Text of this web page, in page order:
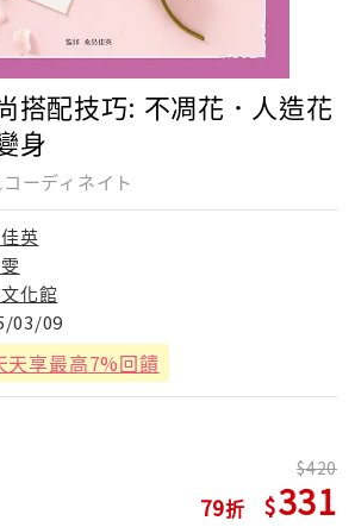
搭配技巧: 不凋花．人造花
身
ーディネイト
英
化館
03/09
天享最高7%回饋
79
420
331